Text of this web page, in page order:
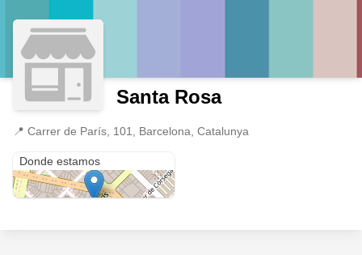
Santa Rosa
📍 Carrer de París, 101, Barcelona, Catalunya
Donde estamos